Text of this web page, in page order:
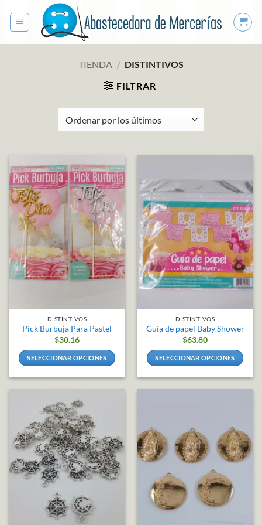
TIENDA / DISTINTIVOS
FILTRAR
DISTINTIVOS
Pick Burbuja Para Pastel
$30.16
SELECCIONAR OPCIONES
múltiples
variantes.
Las
opciones
se
pueden
elegir
en
la
página
DISTINTIVOS
Guia de papel Baby Shower
$63.80
SELECCIONAR OPCIONES
Las
opciones
se
pueden
elegir
en